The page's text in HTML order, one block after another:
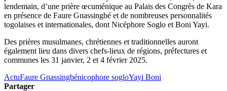
lendemain, d’une prière œcuménique au Palais des Congrès de Kara
en présence de Faure Gnassingbé et de nombreuses personnalités
togolaises et internationales, dont Nicéphore Soglo et Boni Yayi.
Des prières musulmanes, chrétiennes et traditionnelles auront
également lieu dans divers chefs-lieux de régions, préfectures et
communes les 31 janvier, 2 et 4 février 2025.
ActuFaure Gnassingbénicophore sogloYayi Boni
Partager